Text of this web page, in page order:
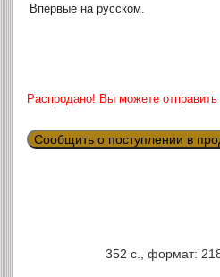
Впервые на русском.
Распродано! Вы можете отправить
Сообщить о поступлении в
352 с., формат: